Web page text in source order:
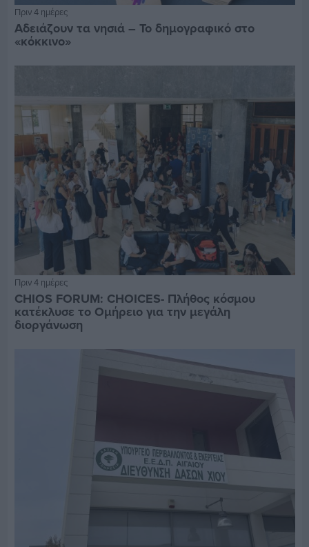
Πριν 4 ημέρες
Αδειάζουν τα νησιά – Το δημογραφικό στο
«κόκκινο»
Πριν 4 ημέρες
CHIOS FORUM: CHOICES- Πλήθος κόσμου
κατέκλυσε το Ομήρειο για την μεγάλη
διοργάνωση